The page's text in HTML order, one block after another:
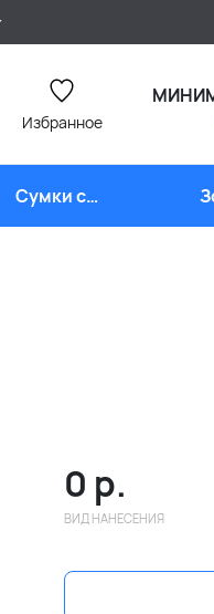
Избранное
Сумки с
логотипом
0 р.
ВИД НАНЕСЕНИЯ